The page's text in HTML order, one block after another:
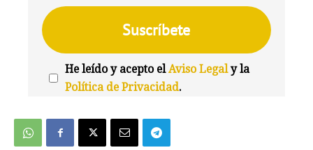
He leído y acepto elAviso Legaly la
Política de Privacidad.